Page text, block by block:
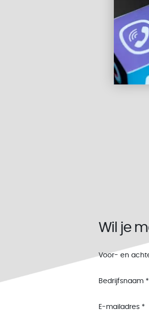
Wil je
Voor- en
Bedrijfsnaam *
E-mailadres *